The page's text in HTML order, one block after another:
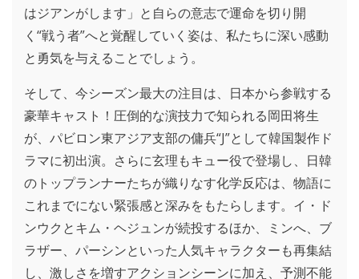
はジアンがします」と自らの意志で運命を切り開
く“戦う者”へと覚醒していく姿は、私たちに深い感動
と勇気を与えることでしょう。
そして、今シーズン最大の注目は、日本から参戦する
豪華キャスト！圧倒的な演技力で知られる岡田将生
が、パビロン東アジア支部の傭兵“J”として韓国製作ド
ラマに初出演。さらに玄理もキュー役で登場し、日韓
のトップランナーたちが織りなす化学反応は、物語に
これまでにない緊張感と深みをもたらします。イ・ド
ンウクとキム・ヘジュンが続投するほか、ミンへ、ブ
ラザー、パーシンといった人気キャラクターも再集結
し、激しさを増すアクションシーンに加え、予測不能